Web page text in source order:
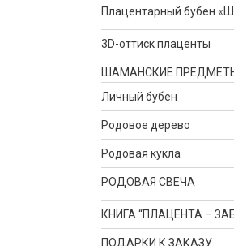
Плацентарный бубен
3D-оттиск плаценты
ШАМАНСКИЕ
Личный бубен
Родовое дерево
Родовая кукла
РОДОВАЯ СВЕЧА
КНИГА “ПЛАЦЕНТА –
ПОДАРКИ К ЗАКАЗУ